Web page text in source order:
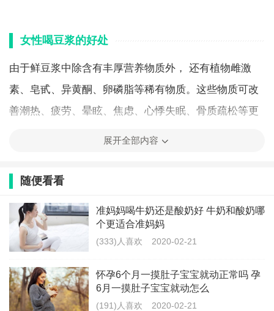
女性喝豆浆的好处
由于鲜豆浆中除含有丰厚营养物质外， 还有植物雌激
素、皂甙、异黄酮、卵磷脂等稀有物质。这些物质可改
善潮热、疲劳、晕眩、焦虑、心悸失眠、骨质疏松等更
持饮用。
标签： 禁忌 豆浆
最新文章
孕19周肚子发硬发紧正常吗 孕19周肚
子发紧发硬怎么回事
展开全部内容
随便看看
准妈妈喝牛奶还是酸奶好 牛奶和酸奶哪
个更适合准妈妈
(333)人喜欢 2020-02-21
怀孕6个月一摸肚子宝宝就动正常吗 孕
6月一摸肚子宝宝就动怎么
(191)人喜欢 2020-02-21